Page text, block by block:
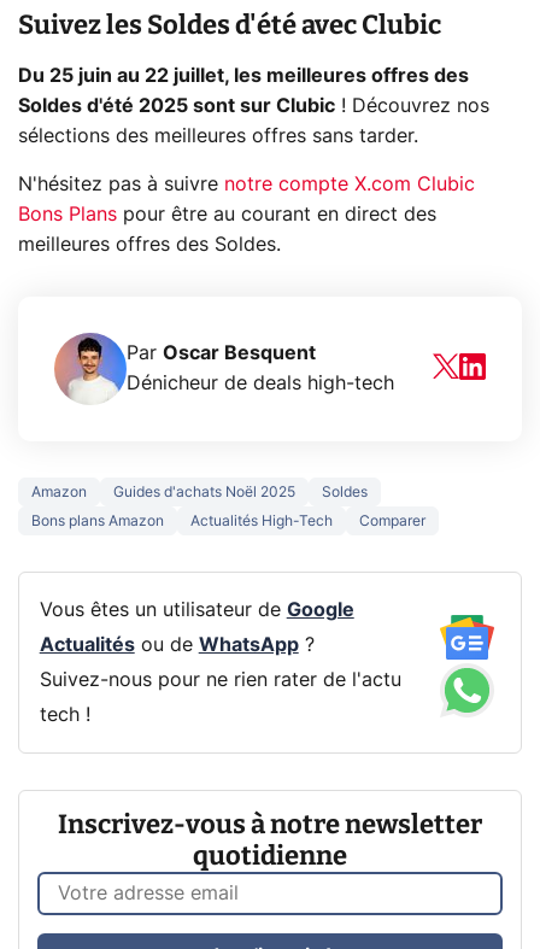
Suivez les Soldes d'été avec Clubic
Du 25 juin au 22 juillet, les meilleures offres des
Soldes d'été 2025 sont sur Clubic ! Découvrez nos
sélections des meilleures offres sans tarder.
N'hésitez pas à suivre notre compte X.com Clubic
Bons Plans pour être au courant en direct des
meilleures offres des Soldes.
Par Oscar Besquent
Dénicheur de deals high-tech
Amazon Guides d'achats Noël 2025
Soldes
Bons plans Amazon
Actualités High-Tech Comparer
Vous êtes un utilisateur de Google
Actualitésou de WhatsApp?
Suivez-nous pour ne rien rater de l'actu
tech !
Inscrivez-vous à notre newsletter
quotidienne